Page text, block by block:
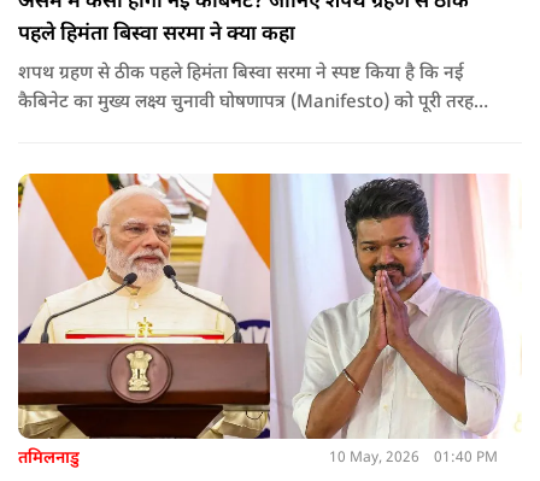
पहले हिमंता बिस्वा सरमा ने क्या कहा
शपथ ग्रहण से ठीक पहले हिमंता बिस्वा सरमा ने स्पष्ट किया है कि नई
कैबिनेट का मुख्य लक्ष्य चुनावी घोषणापत्र (Manifesto) को पूरी तरह
तमिलनाडु 10 May, 2026 01:40 PM